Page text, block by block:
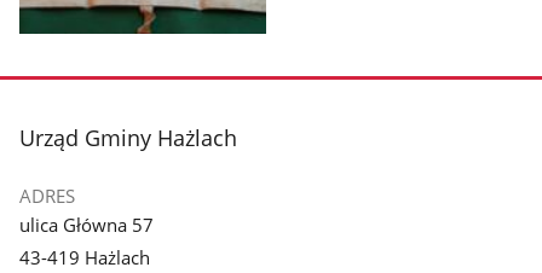
galerii.
stopka
Urząd Gminy Hażlach
ADRES
ulica Główna 57
43-419 Hażlach